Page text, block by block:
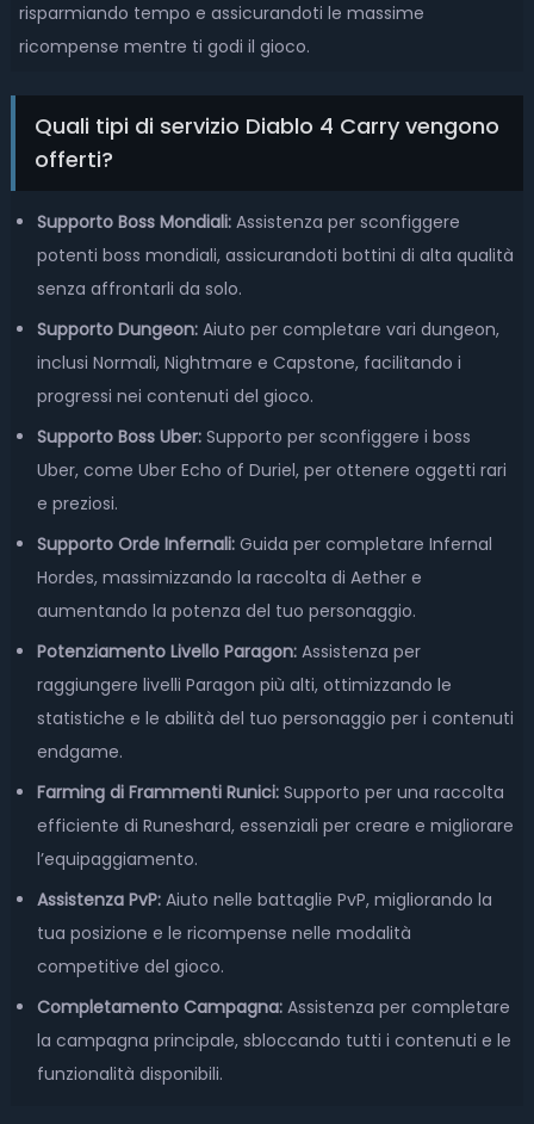
risparmiando tempo e assicurandoti le massime
ricompense mentre ti godi il gioco.
Quali tipi di servizio Diablo 4 Carry vengono
offerti?
Supporto Boss Mondiali:Assistenza per sconfiggere
potenti boss mondiali, assicurandoti bottini di alta qualità
senza affrontarli da solo.
Supporto Dungeon:Aiuto per completare vari dungeon,
inclusi Normali, Nightmare e Capstone, facilitando i
progressi nei contenuti del gioco.
Supporto Boss Uber:Supporto per sconfiggere i boss
Uber, come Uber Echo of Duriel, per ottenere oggetti rari
e preziosi.
Supporto Orde Infernali:Guida per completare Infernal
Hordes, massimizzando la raccolta di Aether e
aumentando la potenza del tuo personaggio.
Potenziamento Livello Paragon:Assistenza per
raggiungere livelli Paragon più alti, ottimizzando le
statistiche e le abilità del tuo personaggio per i contenuti
endgame.
Farming di Frammenti Runici:Supporto per una raccolta
efficiente di Runeshard, essenziali per creare e migliorare
l’equipaggiamento.
Assistenza PvP:Aiuto nelle battaglie PvP, migliorando la
tua posizione e le ricompense nelle modalità
competitive del gioco.
Completamento Campagna:Assistenza per completare
la campagna principale, sbloccando tutti i contenuti e le
funzionalità disponibili.